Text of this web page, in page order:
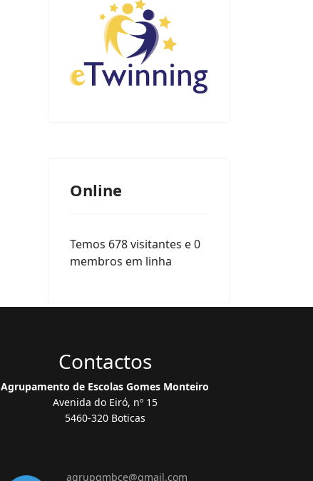
Online
Temos 678 visitantes e 0
membros em linha
Contactos
Agrupamento de Escolas Gomes Monteiro
Avenida do Eiró, nº 15
5460-320 Boticas
agrupgmbce@gmail.com